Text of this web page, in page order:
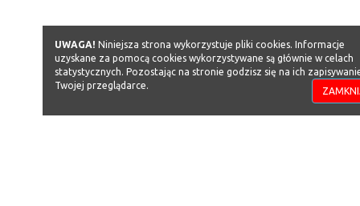
UWAGA! Niniejsza strona wykorzystuje pliki cookies. Informacje
uzyskane za pomocą cookies wykorzystywane są głównie w celach
statystycznych. Pozostając na stronie godzisz się na ich
Twojej przeglądarce.